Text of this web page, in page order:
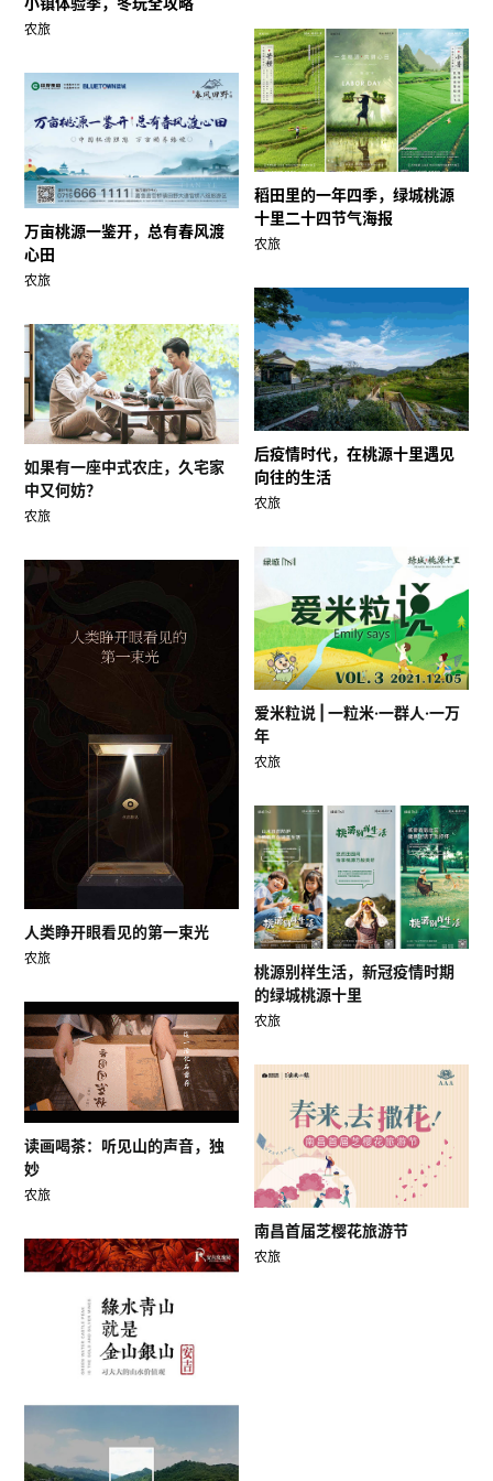
农旅
稻田里的一年四季，绿城桃源
十里二十四节气海报
农旅
万亩桃源一鉴开，总有春风渡
心田
农旅
后疫情时代，在桃源十里遇见
向往的生活
农旅
如果有一座中式农庄，久宅家
中又何妨？
农旅
爱米粒说 | 一粒米·一群人·一万
年
农旅
人类睁开眼看见的第一束光
农旅
桃源别样生活，新冠疫情时期
的绿城桃源十里
农旅
读画喝茶：听见山的声音，独
妙
农旅
南昌首届芝樱花旅游节
农旅